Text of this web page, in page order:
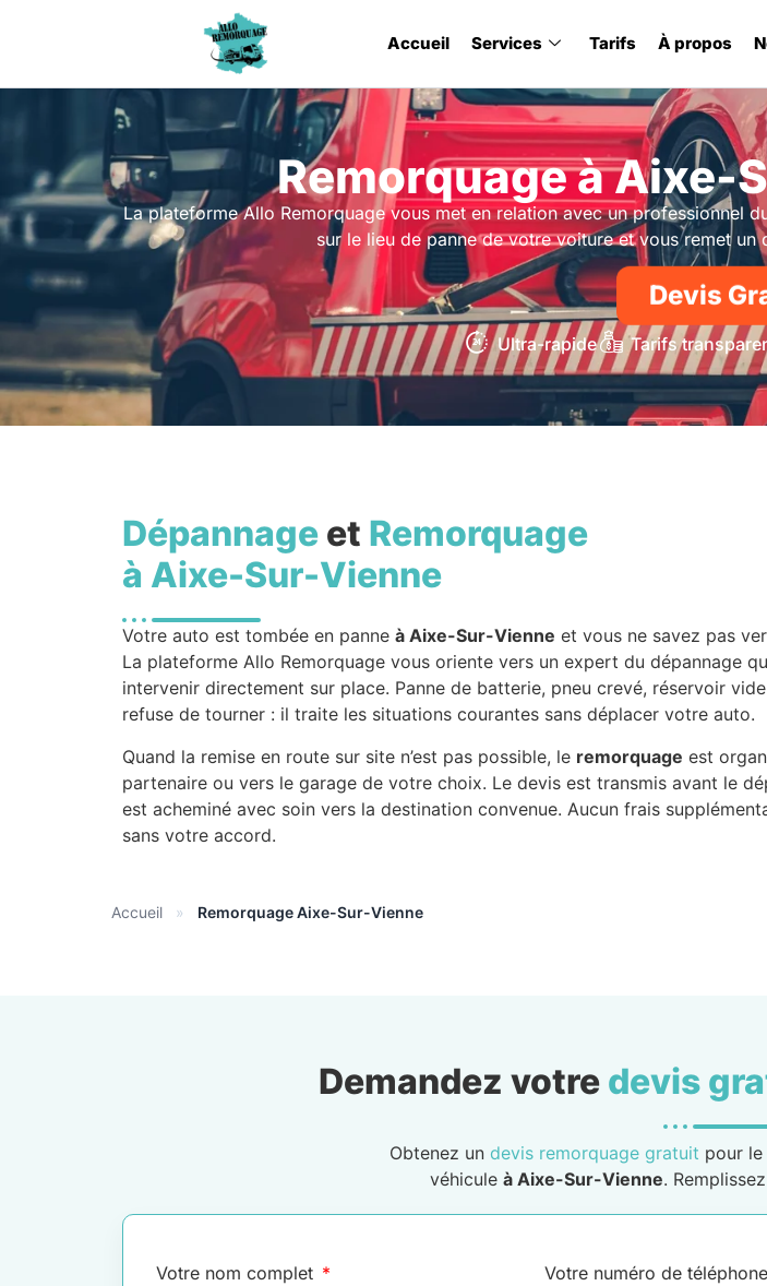
Accueil Services Tarifs À propos
Remorquage à Aixe-
La plateforme Allo Remorquage vous met en relation avec un professionnel
sur le lieu de panne de votre voiture et vous remet
Devis
Ultra-rapide Tarifs
Dépannage et Remorquage
à Aixe-Sur-Vienne
Votre auto est tombée en panne à Aixe-Sur-Vienne et vous ne savez pas
La plateforme Allo Remorquage vous oriente vers un expert du dépannage
intervenir directement sur place. Panne de batterie, pneu crevé, réservoir
refuse de tourner : il traite les situations courantes sans déplacer votre auto.
Quand la remise en route sur site n’est pas possible, le remorquage est
partenaire ou vers le garage de votre choix. Le devis est transmis avant le
est acheminé avec soin vers la destination convenue. Aucun frais
sans votre accord.
Accueil » Remorquage Aixe-Sur-Vienne
Demandez votre devis
Obtenez un devis remorquage gratuit pour le
véhicule à Aixe-Sur-Vienne.
Votre nom complet Votre numéro de téléphone